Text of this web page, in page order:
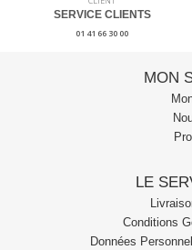
SERVICE CLIENTS
01 41 66 30 00
MON
LE
Conditions
Données